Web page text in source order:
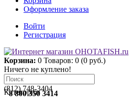
Оформление заказа
Войти
Регистрация
Корзина: 0 Товаров: 0 (0 руб.)
Ничего не куплено!
(812) 748-3404
8 800 350 3414
Категории